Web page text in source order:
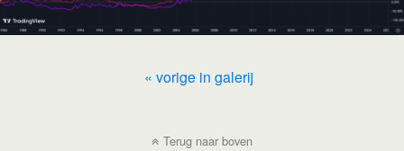
« vorige in galerij
Terug naar boven